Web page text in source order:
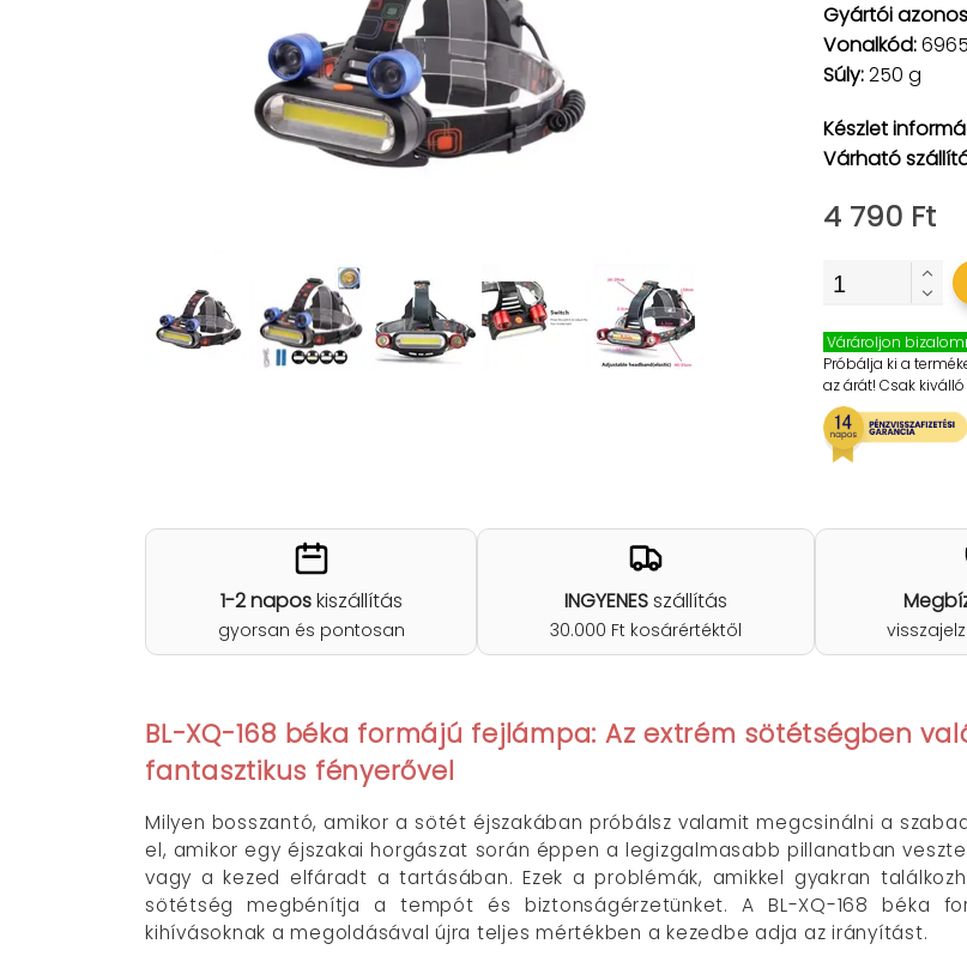
Gyártói
Vonalkód:
Súly:250 g
Készlet
Várható
4 790 Ft
Várároljon
Próbálja ki a
az árát! Csak
1-2 naposkiszállítás
gyorsan és pontosan
INGYENESszállítás
30.000 Ft kosárértéktől
BL-XQ-168 béka formájú fejlámpa: Az extrém sötétségben
fantasztikus fényerővel
Milyen bosszantó, amikor a sötét éjszakában próbálsz valamit megcsinálni a
el, amikor egy éjszakai horgászat során éppen a legizgalmasabb pillanatban
vagy a kezed elfáradt a tartásában. Ezek a problémák, amikkel gyakran
sötétség megbénítja a tempót és biztonságérzetünket. A BL-XQ-168 béka
kihívásoknak a megoldásával újra teljes mértékben a kezedbe adja az irányítást.